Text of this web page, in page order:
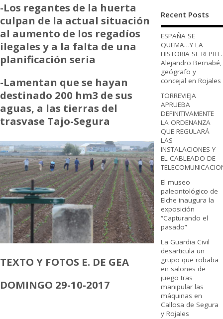
-Los regantes de la huerta
culpan de la actual situación
al aumento de los regadíos
ilegales y a la falta de una
planificación seria
-Lamentan que se hayan
destinado 200 hm3 de sus
aguas, a las tierras del
trasvase Tajo-Segura
TEXTO Y FOTOS E. DE GEA
DOMINGO 29-10-2017
Recent Posts
ESPAÑA SE
QUEMA…Y LA
HISTORIA SE REPITE.
Alejandro Bernabé,
geógrafo y
concejal en Rojales
TORREVIEJA
APRUEBA
DEFINITIVAMENTE
LA ORDENANZA
QUE REGULARÁ
LAS
INSTALACIONES Y
EL CABLEADO DE
El museo
paleontológico de
Elche inaugura la
exposición
“Capturando el
pasado”
La Guardia Civil
desarticula un
grupo que robaba
en salones de
juego tras
manipular las
máquinas en
Callosa de Segura
y Rojales